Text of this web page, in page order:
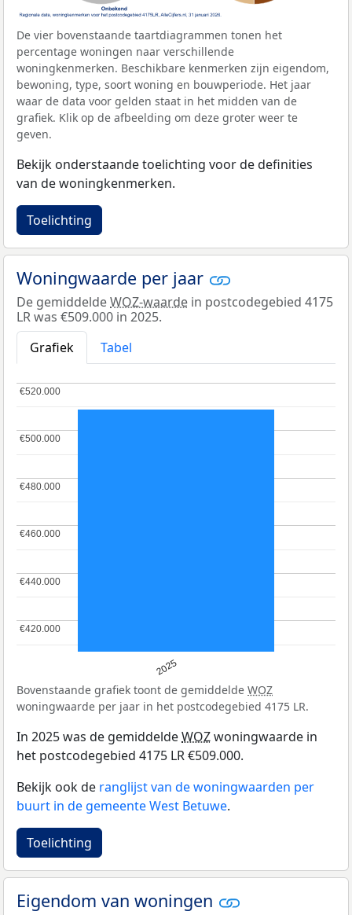
De vier bovenstaande taartdiagrammen tonen het
percentage woningen naar verschillende
woningkenmerken. Beschikbare kenmerken zijn eigendom,
bewoning, type, soort woning en bouwperiode. Het jaar
waar de data voor gelden staat in het midden van de
grafiek. Klik op de afbeelding om deze groter weer te
geven.
Bekijk onderstaande toelichting voor de definities
van de woningkenmerken.
Toelichting
Woningwaarde per jaar
De gemiddeldeWOZ-waarde in postcodegebied 4175
LR was €509.000 in 2025.
Grafiek
Tabel
2025
€420.000
€420.000
€440.000
€440.000
€460.000
€460.000
€480.000
€480.000
€500.000
€500.000
€520.000
€520.000
Bovenstaande grafiek toont de gemiddelde WOZ
woningwaarde per jaar in het postcodegebied 4175 LR.
In 2025 was de gemiddeldeWOZwoningwaarde in
het postcodegebied 4175 LR €509.000.
Bekijk ook de ranglijst van de woningwaarden per
buurt in de gemeente West Betuwe.
Toelichting
Eigendom van woningen